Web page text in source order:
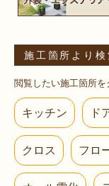
施工箇所より検
閲覧したい施工箇所を
キッチン ド
クロス フロ